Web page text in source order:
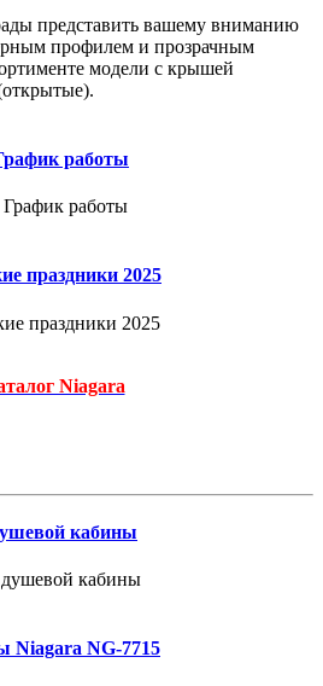
представить вашему вниманию
профилем и прозрачным
модели с крышей
работы
праздники 2025
Niagara
кабины
Niagara NG-7715